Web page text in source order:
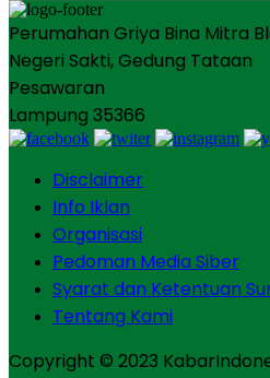
Perumahan Griya Bina Mitra
Negeri Sakti, Gedung Tataan
Pesawaran
Lampung 35366
Disclaimer
Info Iklan
Organisasi
Pedoman Media Siber
Syarat dan Ketentuan
Tentang Kami
Copyright © 2023